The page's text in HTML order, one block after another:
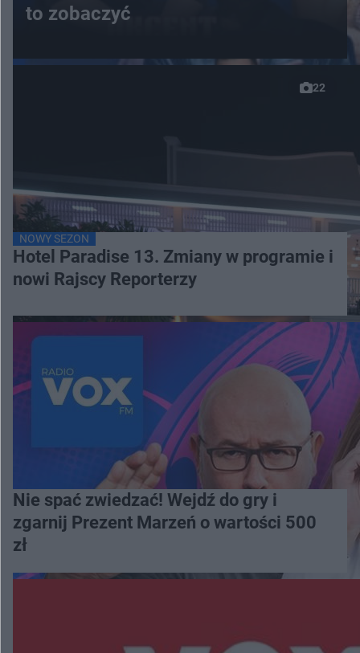
to zobaczyć
22
NOWY SEZON
Hotel Paradise 13. Zmiany w programie i
nowi Rajscy Reporterzy
Nie spać zwiedzać! Wejdź do gry i
zgarnij Prezent Marzeń o wartości 500
zł